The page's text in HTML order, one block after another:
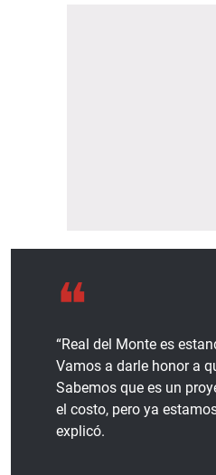
“Real del Monte es
Vamos a darle honor a
Sabemos que es un
el costo, pero ya
explicó.